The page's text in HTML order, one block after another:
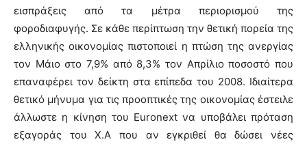
εισπράξεις από τα μέτρα περιορισμού της
φοροδιαφυγής. Σε κάθε περίπτωση την θετική πορεία της
ελληνικής οικονομίας πιστοποιεί η πτώση της ανεργίας
τον Μάιο στο 7,9% από 8,3% τον Απρίλιο ποσοστό που
επαναφέρει τον δείκτη στα επίπεδα του 2008. Ιδιαίτερα
θετικό μήνυμα για τις προοπτικές της οικονομίας έστειλε
άλλωστε η κίνηση του Euronext να υποβάλει πρόταση
εξαγοράς του Χ.Α που αν εγκριθεί θα δώσει νέες